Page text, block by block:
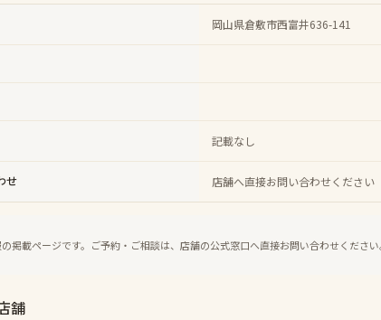
岡山県倉敷市西富井636-141
記載なし
せ 店舗へ直接お問い合わせください
掲載ページです。ご予約・ご相談は、店舗の公式窓口へ直接お問い合わせくださ
舗